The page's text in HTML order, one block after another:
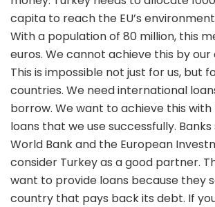
capita to reach the EU’s
With a population of 80 million, this
euros. We cannot achieve this by our
This is impossible not just for us, but
countries. We need international
borrow. We want to achieve this
loans that we use successfully.
World Bank and the European
consider Turkey as a good partner.
want to provide loans because they
country that pays back its debt. If